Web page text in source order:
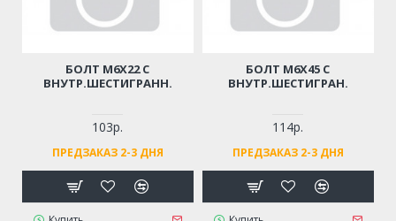
БОЛТ M6Х22 С
ВНУТР.ШЕСТИГРАНН.
103р.
ПРЕДЗАКАЗ 2-3 ДНЯ
БОЛТ M6Х45 С
ВНУТР.ШЕСТИГРАН.
114р.
ПРЕДЗАКАЗ 2-3 ДНЯ